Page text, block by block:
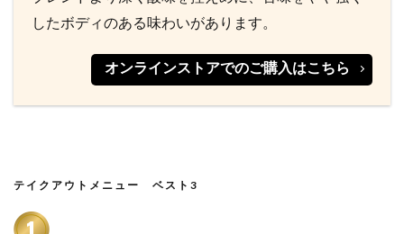
したボディのある味わいがあります。
オンラインストアでのご購入はこちら
テイクアウトメニュー ベスト3